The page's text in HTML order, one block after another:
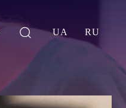
UA RU